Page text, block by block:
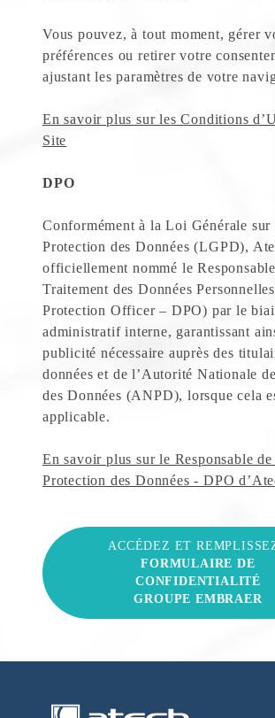
Vous pouvez, à tout moment, gérer
préférences ou retirer votre
ajustant les paramètres de votre
En savoir plus sur les Conditions
Site
DPO
Conformément à la Loi Générale sur
Protection des Données (LGPD),
officiellement nommé le
Traitement des Données
Protection Officer – DPO) par le
administratif interne, garantissant
publicité nécessaire auprès des
données et de l’Autorité Nationale
des Données (ANPD), lorsque cela
applicable.
En savoir plus sur le Responsable de
Protection des Données - DPO
ACCÉDEZ ET
FORMULAIRE DE
CONFIDENTIALITÉ
GROUPE EMBRAER